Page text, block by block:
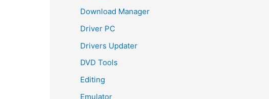
Download Manager
Driver PC
Drivers Updater
DVD Tools
Editing
Emulator